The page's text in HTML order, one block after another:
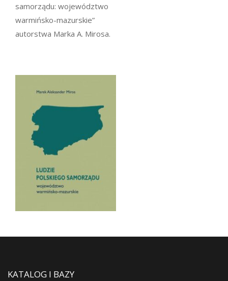
samorządu: województwo
warmińsko-mazurskie”
autorstwa Marka A. Mirosa.
KATALOG I BAZY